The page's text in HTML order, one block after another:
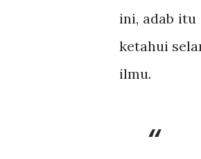
ini, adab itu
ketahui
ilmu.